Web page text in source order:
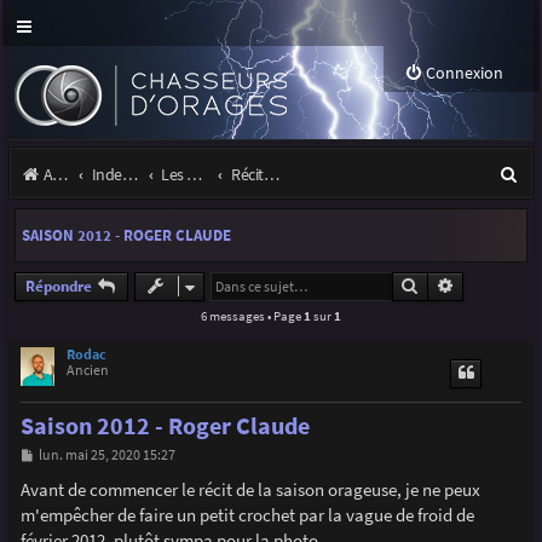
Connexion
Accueil Index du forum Les orages Récits et photos d'orages
e
SAISON 2012 - ROGER CLAUDE
Répondre Rechercher
6 messages • Page 1 sur 1
Rodac
Ancien
Saison 2012 - Roger Claude
M
s
s
a
lun. mai 25, 2020 15:27
Avant de commencer le récit de la saison orageuse, je ne peux
m'empêcher de faire un petit crochet par la vague de froid de